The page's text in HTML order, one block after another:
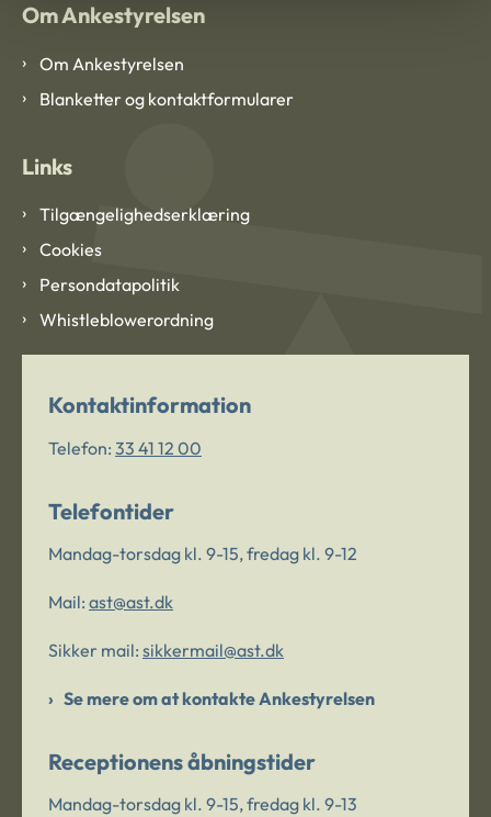
Om Ankestyrelsen
Om Ankestyrelsen
Blanketter og kontaktformularer
Links
Tilgængelighedserklæring
Cookies
Persondatapolitik
Whistleblowerordning
Kontaktinformation
Telefon: 33 41 12 00
Telefontider
Mandag-torsdag kl. 9-15, fredag kl. 9-12
Mail: ast@ast.dk
Sikker mail: sikkermail@ast.dk
Se mere om at kontakte Ankestyrelsen
Receptionens åbningstider
Mandag-torsdag kl. 9-15, fredag kl. 9-13